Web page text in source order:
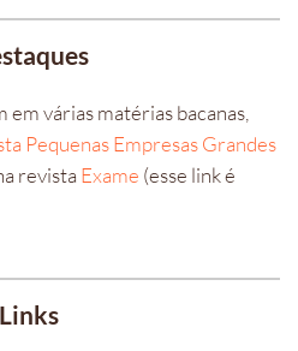
em várias matérias bacanas,
Pequenas Empresas Grandes
revista Exame (esse link é
Links